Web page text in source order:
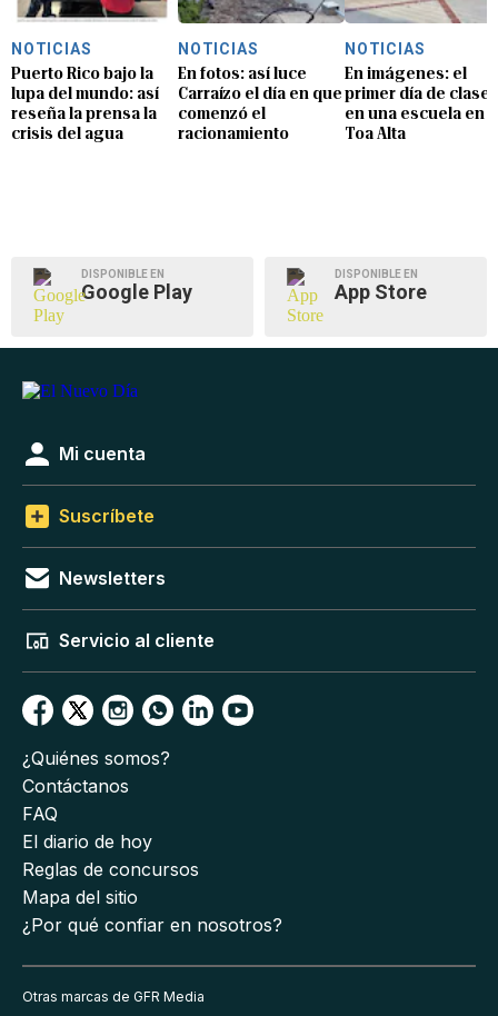
NOTICIAS
Puerto Rico bajo la
lupa del mundo: así
reseña la prensa la
crisis del agua
NOTICIAS
En fotos: así luce
Carraízo el día en que
comenzó el
racionamiento
NOTICIAS
En imágenes: el
primer día de clases
en una escuela en
Toa Alta
DISPONIBLE EN
Google Play
DISPONIBLE EN
App Store
Mi cuenta
Suscríbete
Newsletters
Servicio al cliente
¿Quiénes somos?
Contáctanos
FAQ
El diario de hoy
Reglas de concursos
Mapa del sitio
¿Por qué confiar en nosotros?
Otras marcas de GFR Media